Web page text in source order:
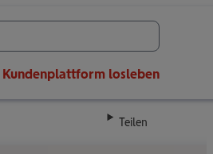
Kundenplattform losleben
Teilen